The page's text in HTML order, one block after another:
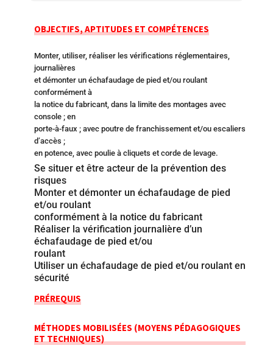
OBJECTIFS, APTITUDES ET COMPÉTENCES
Monter, utiliser, réaliser les vérifications réglementaires,
journalières
et démonter un échafaudage de pied et/ou roulant
conformément à
la notice du fabricant, dans la limite des montages avec
console ; en
porte-à-faux ; avec poutre de franchissement et/ou escaliers
d’accès ;
en potence, avec poulie à cliquets et corde de levage.
Se situer et être acteur de la prévention des
risques
Monter et démonter un échafaudage de pied
et/ou roulant
conformément à la notice du fabricant
Réaliser la vérification journalière d’un
échafaudage de pied et/ou
roulant
Utiliser un échafaudage de pied et/ou roulant en
sécurité
PRÉREQUIS
MÉTHODES MOBILISÉES (MOYENS PÉDAGOGIQUES
ET TECHNIQUES)